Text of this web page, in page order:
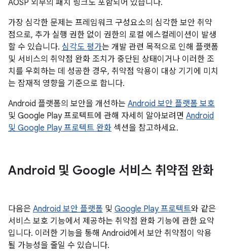
AOSP 외부의 패치 링크도 포함되어 있습니다.
가장 심각한 문제는 프레임워크 구성요소의 심각한 보안 취약
점으로, 추가 실행 권한 없이 권한의 로컬 에스컬레이션이 발생
할 수 있습니다. 심각도 평가는 개발 관련 목적으로 인해 플랫폼
및 서비스의 취약점 완화 조치가 중단된 상태이거나 이러한 조
치를 우회하는 데 성공한 경우, 취약점 악용이 대상 기기에 미치
는 잠재적 영향을 기준으로 합니다.
Android 플랫폼의 보안을 개선하는 Android 보안 플랫폼 보호
및 Google Play 프로텍트에 관해 자세히 알아보려면 Android
및 Google Play 프로텍트 완화 섹션을 참고하세요.
Android 및 Google 서비스 취약점 완화
다음은 Android 보안 플랫폼 및 Google Play 프로텍트와 같은
서비스 보호 기능에서 제공하는 취약점 완화 기능에 관한 요약
입니다. 이러한 기능을 통해 Android에서 보안 취약점이 악용
될 가능성을 줄일 수 있습니다.